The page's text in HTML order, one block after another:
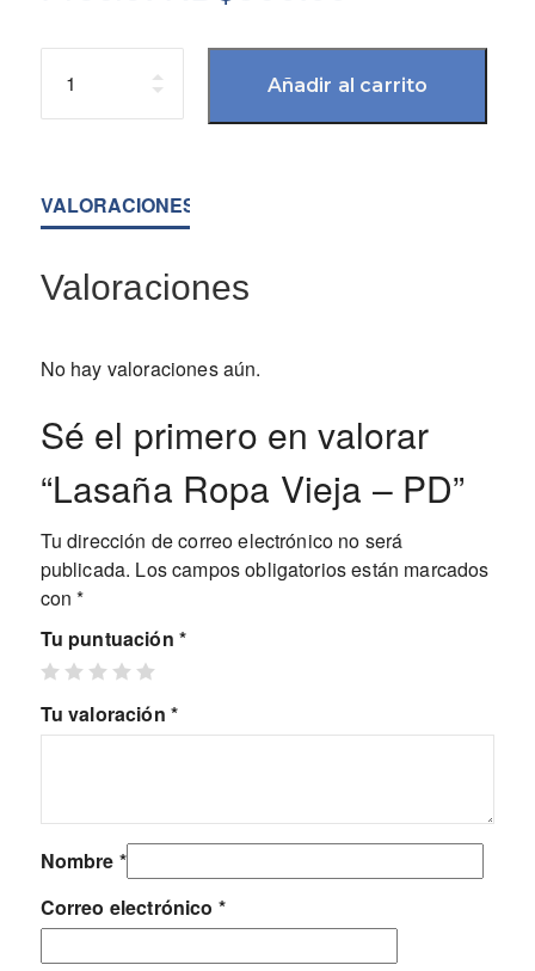
Añadir al carrito
VALORACIONES (0)
Valoraciones
No hay valoraciones aún.
Sé el primero en valorar
“Lasaña Ropa Vieja – PD”
Tu dirección de correo electrónico no será
publicada. Los campos obligatorios están marcados
con*
Tu puntuación *
Tu valoración *
Nombre *
Correo electrónico *